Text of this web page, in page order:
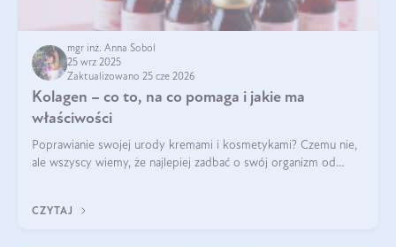
mgr inż. Anna Sobol
25 wrz 2025
Zaktualizowano 25 cze 2026
Kolagen – co to, na co pomaga i jakie ma
właściwości
Poprawianie swojej urody kremami i kosmetykami? Czemu nie,
ale wszyscy wiemy, że najlepiej zadbać o swój organizm od
wysokiej jakości suplem
CZYTAJ